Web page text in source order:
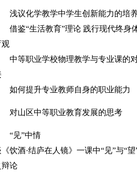
浅议化学教学中学生创新能力的培
借鉴“生活教育”理论 践行现代终身
观
中等职业学校物理教学与专业课的
如何提升专业教师自身的职业能力
对山区中等职业教育发展的思考
“见”中情
饮酒·结庐在人镜》一课中“见”与“望
辩论